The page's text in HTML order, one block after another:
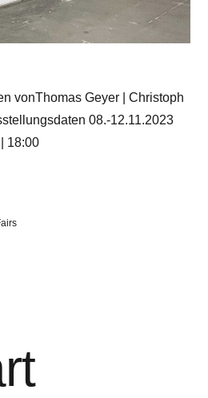
vonThomas Geyer | Christoph
08.-12.11.2023
18:00